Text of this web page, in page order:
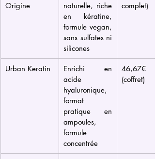
Origine
naturelle, riche
en kératine,
formule vegan,
sans sulfates ni
silicones
complet)
Urban Keratin
Enrichi en
acide
hyaluronique,
format
pratique en
ampoules,
formule
concentrée
46,67€
(coffret)